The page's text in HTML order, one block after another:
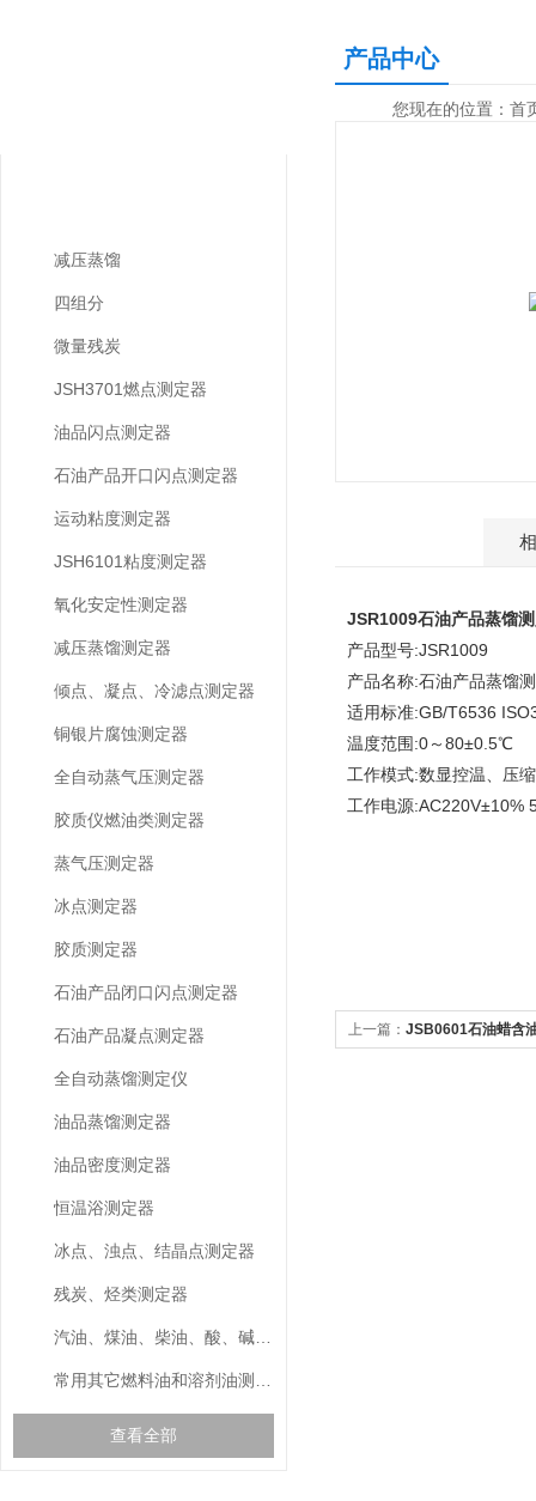
减压蒸馏
四组分
微量残炭
JSH3701燃点测定器
油品闪点测定器
石油产品开口闪点测定器
运动粘度测定器
JSH6101粘度测定器
氧化安定性测定器
减压蒸馏测定器
倾点、凝点、冷滤点测定器
铜银片腐蚀测定器
全自动蒸气压测定器
胶质仪燃油类测定器
蒸气压测定器
冰点测定器
胶质测定器
石油产品闭口闪点测定器
石油产品凝点测定器
全自动蒸馏测定仪
油品蒸馏测定器
油品密度测定器
恒温浴测定器
冰点、浊点、结晶点测定器
残炭、烃类测定器
查看全部
产品中心
您现在的位置： 首
JSR1009石油产品蒸馏
产品型号:JSR1009
产品名称:石油产品蒸馏
适用标准:GB/T6536
温度范围:0～80±0.5℃
工作模式:数显控温、压
工作电源:AC220V±10%
上一篇： JSB0601石油蜡含